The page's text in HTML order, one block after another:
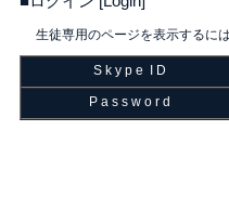
生徒専用のページを表示するに
S k y p e I D
P a s s w o r d